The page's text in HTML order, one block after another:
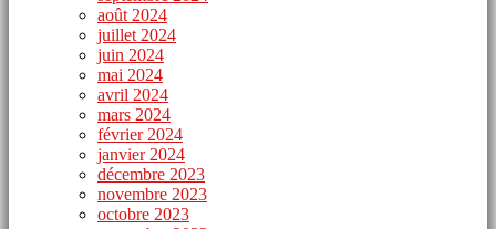
août 2024
juillet 2024
juin 2024
mai 2024
avril 2024
mars 2024
février 2024
janvier 2024
décembre 2023
novembre 2023
octobre 2023